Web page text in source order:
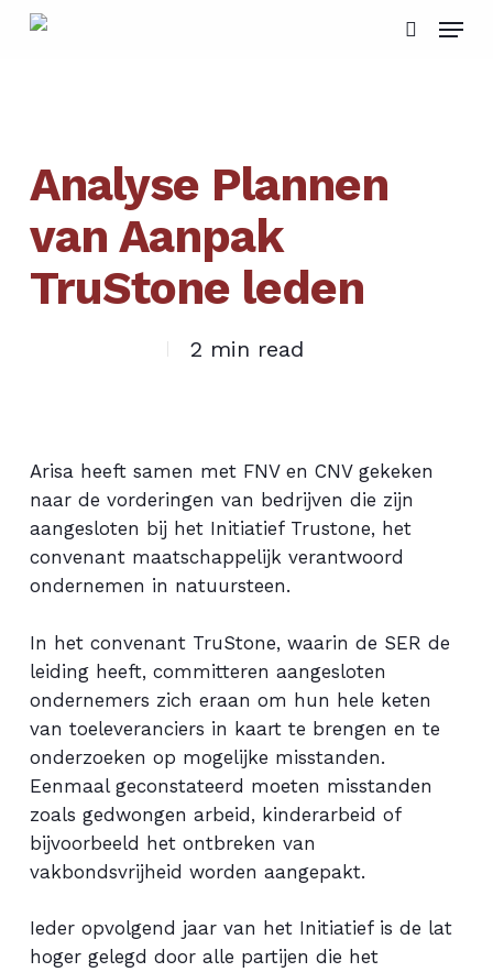
Skip
Menu
Analyse Plannen
van Aanpak
TruStone leden
2 min read
Arisa heeft samen met FNV en CNV gekeken
naar de vorderingen van bedrijven die zijn
aangesloten bij het Initiatief Trustone, het
convenant maatschappelijk verantwoord
ondernemen in natuursteen.
In het convenant TruStone, waarin de SER de
leiding heeft, committeren aangesloten
ondernemers zich eraan om hun hele keten
van toeleveranciers in kaart te brengen en te
onderzoeken op mogelijke misstanden.
Eenmaal geconstateerd moeten misstanden
zoals gedwongen arbeid, kinderarbeid of
bijvoorbeeld het ontbreken van
vakbondsvrijheid worden aangepakt.
Ieder opvolgend jaar van het Initiatief is de lat
hoger gelegd door alle partijen die het